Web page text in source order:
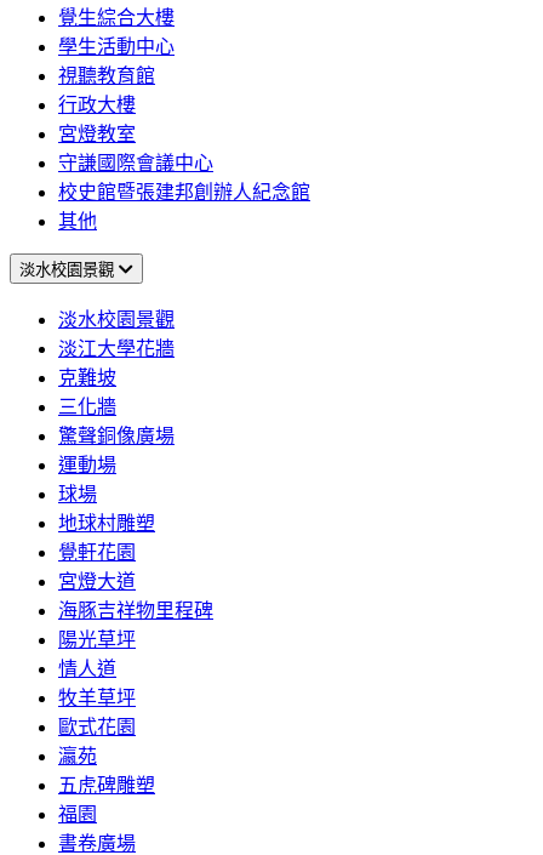
覺生綜合大樓
學生活動中心
視聽教育館
行政大樓
宮燈教室
守謙國際會議中心
校史館暨張建邦創辦人紀念館
其他
淡水校園景觀
淡水校園景觀
淡江大學花牆
克難坡
三化牆
驚聲銅像廣場
運動場
球場
地球村雕塑
覺軒花園
宮燈大道
海豚吉祥物里程碑
陽光草坪
情人道
牧羊草坪
歐式花園
瀛苑
五虎碑雕塑
福園
書卷廣場